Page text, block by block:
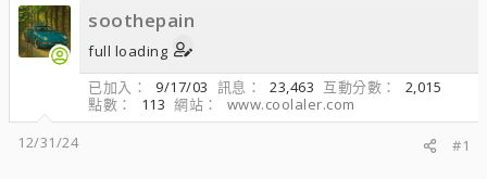
起
人
期
soothepain
full loading
已加入
9/17/03 訊息 23,463 互動分數
2,015
點數
113 網站
www.coolaler.com
12/31/24
#1